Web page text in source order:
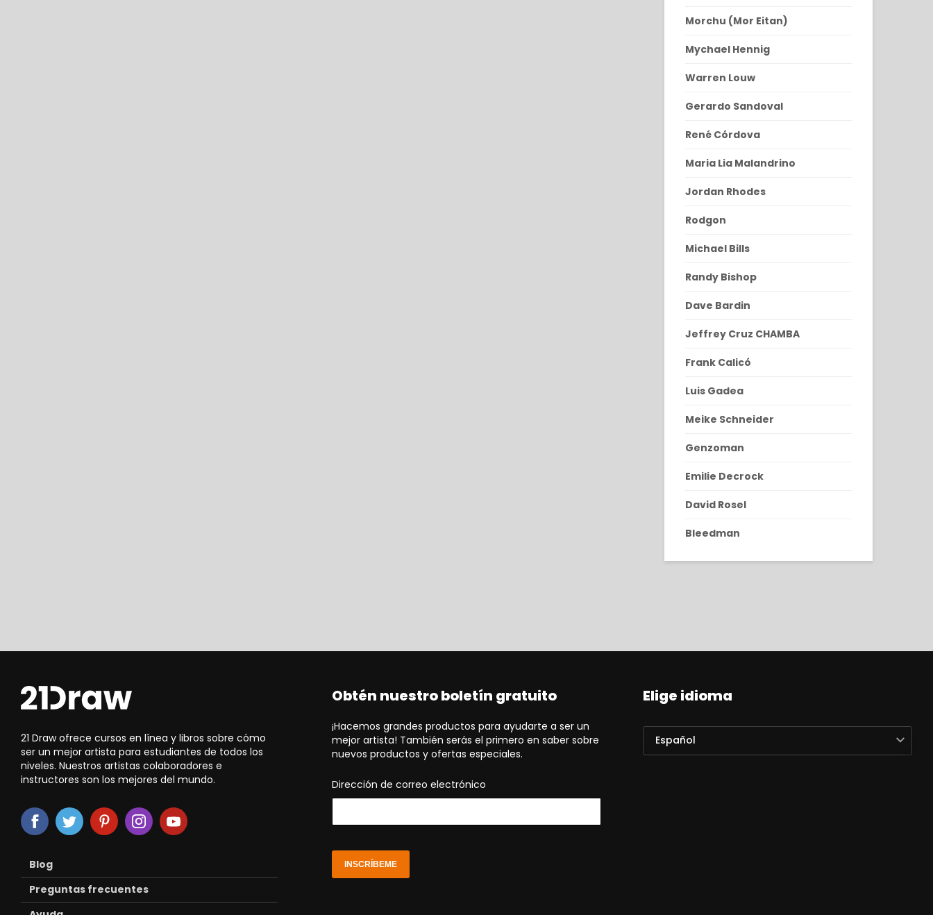
Morchu (Mor Eitan)
Mychael Hennig
Warren Louw
Gerardo Sandoval
René Córdova
Maria Lia Malandrino
Jordan Rhodes
Rodgon
Michael Bills
Randy Bishop
Dave Bardin
Jeffrey Cruz CHAMBA
Frank Calicó
Luis Gadea
Meike Schneider
Genzoman
Emilie Decrock
David Rosel
Bleedman
21 Draw ofrece cursos en línea y libros sobre cómo
ser un mejor artista para estudiantes de todos los
niveles. Nuestros artistas colaboradores e
instructores son los mejores del mundo.
Blog
Preguntas frecuentes
Obtén nuestro boletín gratuito
¡Hacemos grandes productos para ayudarte a ser un
mejor artista! También serás el primero en saber sobre
nuevos productos y ofertas especiales.
Dirección de correo electrónico
INSCRÍBEME
Elige idioma
Español